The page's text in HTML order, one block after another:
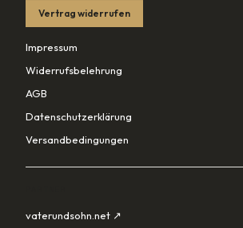
Vertrag widerrufen
Impressum
Widerrufsbelehrung
AGB
Datenschutzerklärung
Versandbedingungen
vaterundsohn.net ↗